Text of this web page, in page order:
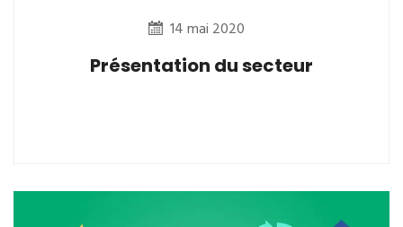
14 mai 2020
Présentation du secteur